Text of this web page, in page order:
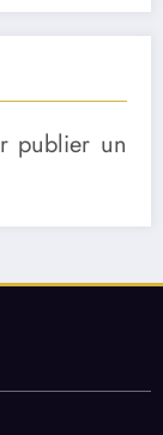
publier un